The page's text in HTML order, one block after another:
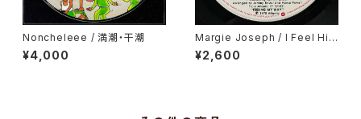
Noncheleee / 満潮・干潮
¥4,000
Margie Joseph / I Feel His
Love Getting Stronger
¥2,600